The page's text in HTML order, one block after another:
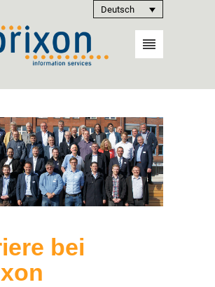
Deutsch
bei